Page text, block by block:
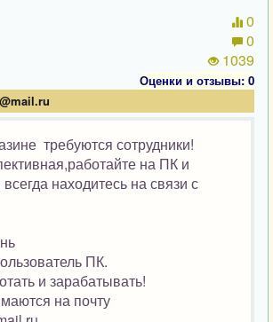
0
0
1039
Оценки и отзывы: 0
требуются сотрудники!
на ПК и
находитесь на связи с
ПК.
и зарабатывать!
на почту